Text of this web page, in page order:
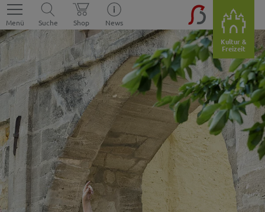
Menü Suche Shop
News
Kultur &
Freizeit